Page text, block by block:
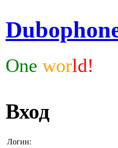
One world!
Вход
Логин: